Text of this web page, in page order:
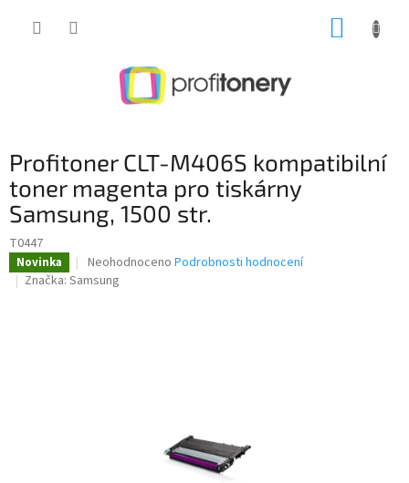
Profitoner CLT-M406S kompatibilní
toner magenta pro tiskárny
Samsung, 1500 str.
T0447
Novinka
Průměrné
hodnocení
Neohodnoceno Podrobnosti hodnocení
Značka: Samsung